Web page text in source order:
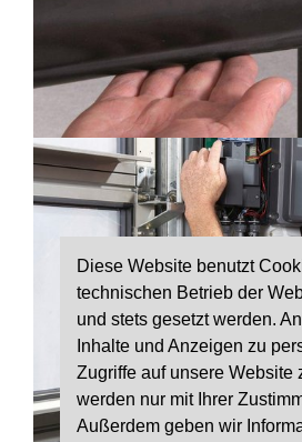
Diese Website benutzt
technischen Betrieb der
und stets gesetzt werden.
Inhalte und Anzeigen zu
Zugriffe auf unsere Website
werden nur mit Ihrer
Außerdem geben wir